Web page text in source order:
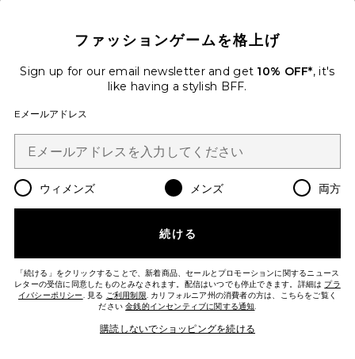
メールを送信することにより、当社のニュースレターに登録。いつで
Email Address
Change Country Regions
ja USD
本日のお買い物に関する簡単なアンケートを実施しておりますLet's Go!
カスタマーサービス
ファッションゲームを格上げ
Sign up for our email newsletter and get 10% OFF*, it's
like having a stylish BFF.
Eメールアドレス
ウィメンズ メンズ 両方
続ける
「続ける」をクリックすることで、新着商品、セールとプロモーションに関するニュース
レターの受信に同意したものとみなされます。配信はいつでも停止できます。詳細は プラ
イバシーポリシー. 見る ご利用制限. カリフォルニア州の消費者の方は、こちらをご覧く
ださい金銭的インセンティブに関する通知.
購読しないでショッピングを続ける